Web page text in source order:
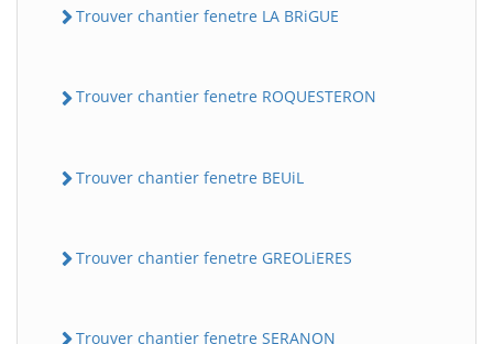
Trouver chantier fenetre LA BRiGUE
Trouver chantier fenetre ROQUESTERON
Trouver chantier fenetre BEUiL
Trouver chantier fenetre GREOLiERES
Trouver chantier fenetre SERANON